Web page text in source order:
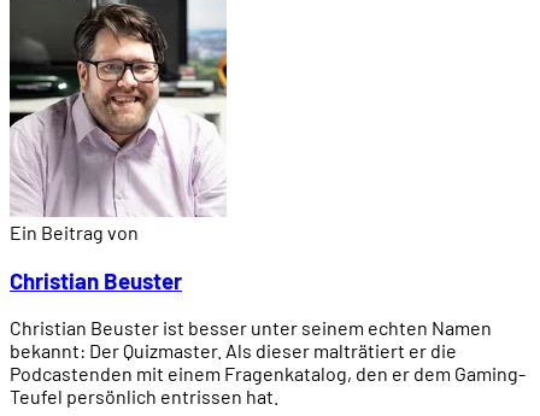
Ein Beitrag von
Christian Beuster
Christian Beuster ist besser unter seinem echten Namen
bekannt: Der Quizmaster. Als dieser malträtiert er die
Podcastenden mit einem Fragenkatalog, den er dem Gaming-
Teufel persönlich entrissen hat.